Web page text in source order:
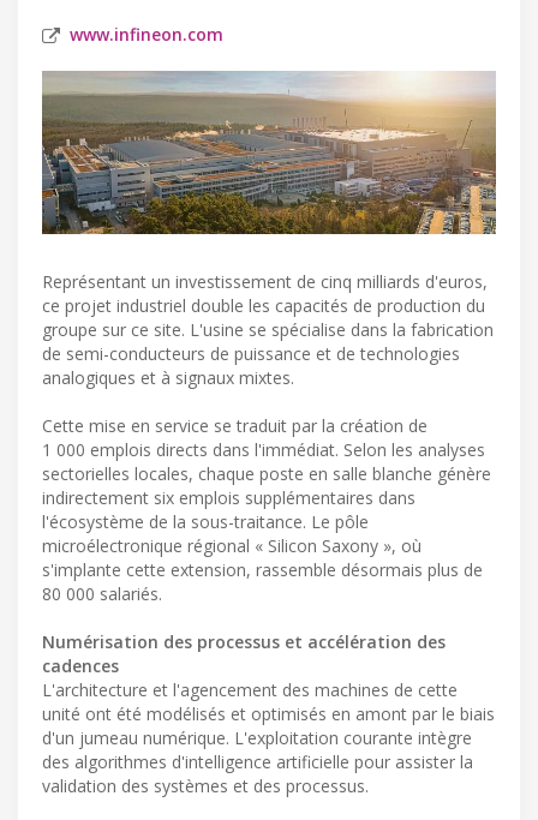
www.infineon.com
Représentant un investissement de cinq milliards d'euros,
ce projet industriel double les capacités de production du
groupe sur ce site. L'usine se spécialise dans la fabrication
de semi-conducteurs de puissance et de technologies
analogiques et à signaux mixtes.
Cette mise en service se traduit par la création de
1 000 emplois directs dans l'immédiat. Selon les analyses
sectorielles locales, chaque poste en salle blanche génère
indirectement six emplois supplémentaires dans
l'écosystème de la sous-traitance. Le pôle
microélectronique régional « Silicon Saxony », où
s'implante cette extension, rassemble désormais plus de
80 000 salariés.
Numérisation des processus et accélération des
cadences
L'architecture et l'agencement des machines de cette
unité ont été modélisés et optimisés en amont par le biais
d'un jumeau numérique. L'exploitation courante intègre
des algorithmes d'intelligence artificielle pour assister la
validation des systèmes et des processus.